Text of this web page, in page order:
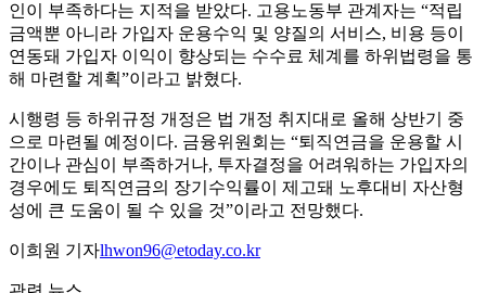
인이 부족하다는 지적을 받았다. 고용노동부 관계자는 “적립
금액뿐 아니라 가입자 운용수익 및 양질의 서비스, 비용 등이
연동돼 가입자 이익이 향상되는 수수료 체계를 하위법령을 통
해 마련할 계획”이라고 밝혔다.
시행령 등 하위규정 개정은 법 개정 취지대로 올해 상반기 중
으로 마련될 예정이다. 금융위원회는 “퇴직연금을 운용할 시
간이나 관심이 부족하거나, 투자결정을 어려워하는 가입자의
경우에도 퇴직연금의 장기수익률이 제고돼 노후대비 자산형
성에 큰 도움이 될 수 있을 것”이라고 전망했다.
이희원 기자lhwon96@etoday.co.kr